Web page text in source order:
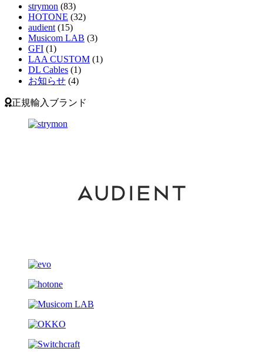
strymon (83)
HOTONE (32)
audient (15)
Musicom LAB (3)
GFI (1)
LAA CUSTOM (1)
DL Cables (1)
お知らせ (4)
正規輸入ブランド